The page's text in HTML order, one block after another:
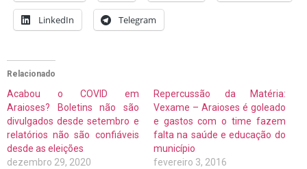
LinkedIn Telegram
Relacionado
Acabou o COVID em
Araioses? Boletins não são
divulgados desde setembro e
relatórios não são confiáveis
desde as eleições
dezembro 29, 2020
Repercussão da Matéria:
Vexame – Araioses é goleado
e gastos com o time fazem
falta na saúde e educação do
município
fevereiro 3, 2016